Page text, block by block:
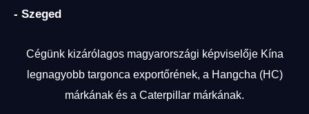
- Szeged
Cégünk kizárólagos magyarországi képviselője Kína
legnagyobb targonca exportőrének, a Hangcha (HC)
márkának és a Caterpillar márkának.